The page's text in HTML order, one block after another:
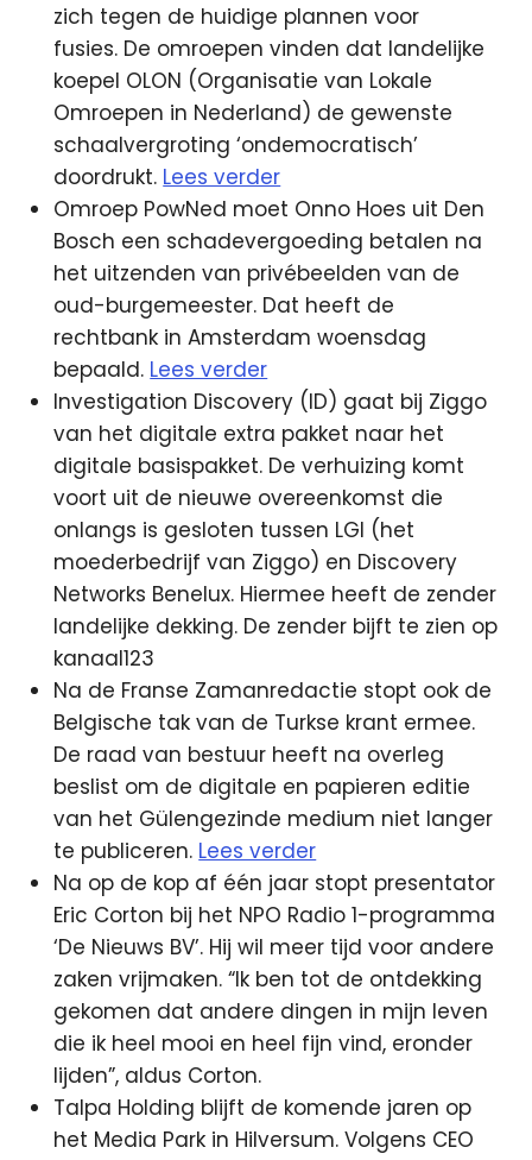
zich tegen de huidige plannen voor
fusies. De omroepen vinden dat landelijke
koepel OLON (Organisatie van Lokale
Omroepen in Nederland) de gewenste
schaalvergroting ‘ondemocratisch’
doordrukt. Lees verder
Omroep PowNed moet Onno Hoes uit Den
Bosch een schadevergoeding betalen na
het uitzenden van privébeelden van de
oud-burgemeester. Dat heeft de
rechtbank in Amsterdam woensdag
bepaald. Lees verder
Investigation Discovery (ID) gaat bij Ziggo
van het digitale extra pakket naar het
digitale basispakket. De verhuizing komt
voort uit de nieuwe overeenkomst die
onlangs is gesloten tussen LGI (het
moederbedrijf van Ziggo) en Discovery
Networks Benelux. Hiermee heeft de zender
landelijke dekking. De zender bijft te zien op
kanaal123
Na de Franse Zamanredactie stopt ook de
Belgische tak van de Turkse krant ermee.
De raad van bestuur heeft na overleg
beslist om de digitale en papieren editie
van het Gülengezinde medium niet langer
te publiceren. Lees verder
Na op de kop af één jaar stopt presentator
Eric Corton bij het NPO Radio 1-programma
‘De Nieuws BV’. Hij wil meer tijd voor andere
zaken vrijmaken. “Ik ben tot de ontdekking
gekomen dat andere dingen in mijn leven
die ik heel mooi en heel fijn vind, eronder
lijden”, aldus Corton.
Talpa Holding blijft de komende jaren op
het Media Park in Hilversum. Volgens CEO